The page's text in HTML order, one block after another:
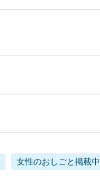
女性のおしごと掲載中